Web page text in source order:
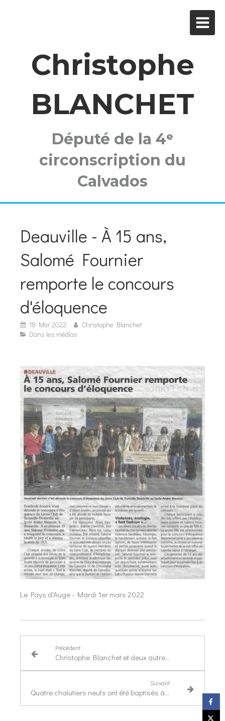
Christophe
BLANCHET
Député de la 4ᵉ
circonscription du
Calvados
Deauville - À 15 ans,
Salomé Fournier
remporte le concours
d'éloquence
18 Mar 2022
Christophe Blanchet
Dans les médias
Le Pays d'Auge - Mardi 1er mars 2022
Précédent
Christophe Blanchet et deux autres députés en visite à la Micro-Folie
Suivant
Quatre chalutiers neufs ont été baptisés à Ouistreham hier dimanche par le père François Juillet